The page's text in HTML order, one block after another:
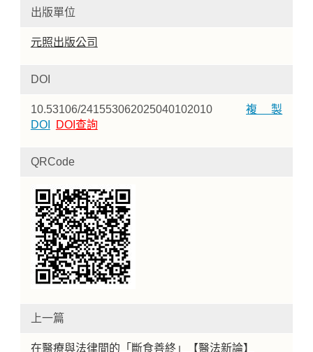
出版單位
元照出版公司
DOI
10.53106/241553062025040102010複製
DOI
DOI查詢
QRCode
上一篇
在醫療與法律間的「斷食善終」【醫法新論】